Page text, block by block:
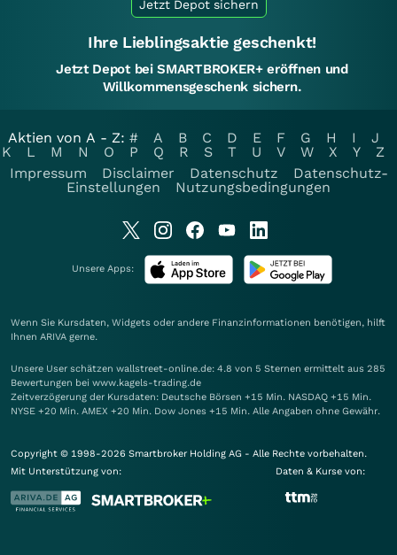
Jetzt Depot sichern
Ihre Lieblingsaktie geschenkt!
Jetzt Depot bei SMARTBROKER+ eröffnen und
Willkommensgeschenk sichern.
Aktien von A - Z: # A B C D E F G H I
J
K
L M N O P Q R S T U V W X Y
Z
Impressum
Disclaimer Datenschutz
Datenschutz-
Einstellungen
Nutzungsbedingungen
Unsere Apps:
Wenn Sie Kursdaten, Widgets oder andere Finanzinformationen benötigen, hilft
Ihnen ARIVA gerne.
Unsere User schätzen wallstreet-online.de: 4.8 von 5 Sternen ermittelt aus 285
Bewertungen bei www.kagels-trading.de
Zeitverzögerung der Kursdaten: Deutsche Börsen +15 Min. NASDAQ +15 Min.
NYSE +20 Min. AMEX +20 Min. Dow Jones +15 Min. Alle Angaben ohne Gewähr.
Copyright © 1998-2026 Smartbroker Holding AG - Alle Rechte vorbehalten.
Mit Unterstützung von:
Daten & Kurse von: